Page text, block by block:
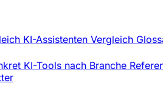
KI-Assistenten Vergleich
KI-Tools nach Branche